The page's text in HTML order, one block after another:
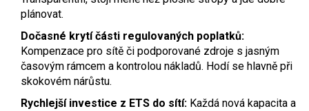
plánovat.
Dočasné krytí části regulovaných poplatků:
Kompenzace pro sítě či podporované zdroje s jasným
časovým rámcem a kontrolou nákladů. Hodí se hlavně při
skokovém nárůstu.
Rychlejší investice z ETS do sítí: Každá nová kapacita a